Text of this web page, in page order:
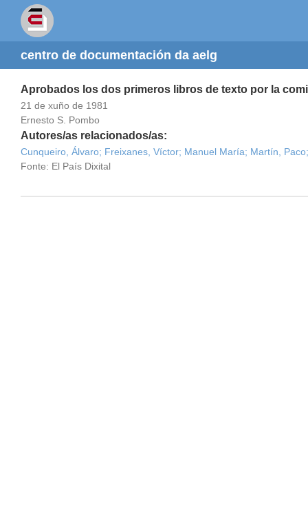
centro de documentación da aelg
Aprobados los dos primeros libros de texto por la
21 de xuño de 1981
Ernesto S. Pombo
Autores/as relacionados/as:
Cunqueiro, Álvaro; Freixanes, Víctor; Manuel María; Martín, Paco;
Fonte: El País Dixital